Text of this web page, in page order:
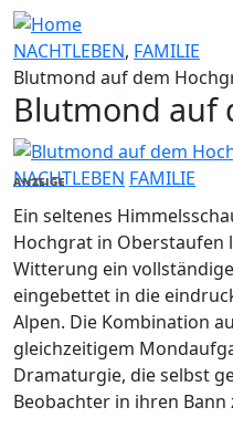
NACHTLEBEN, FAMILIE
Blutmond auf dem
Blutmond auf
NACHTLEBEN FAMILIE
ANZEIGE
Ein seltenes
Hochgrat in Oberstaufen
Witterung ein
eingebettet in die
Alpen. Die Kombination
gleichzeitigem
Dramaturgie, die selbst
Beobachter in ihren Bann